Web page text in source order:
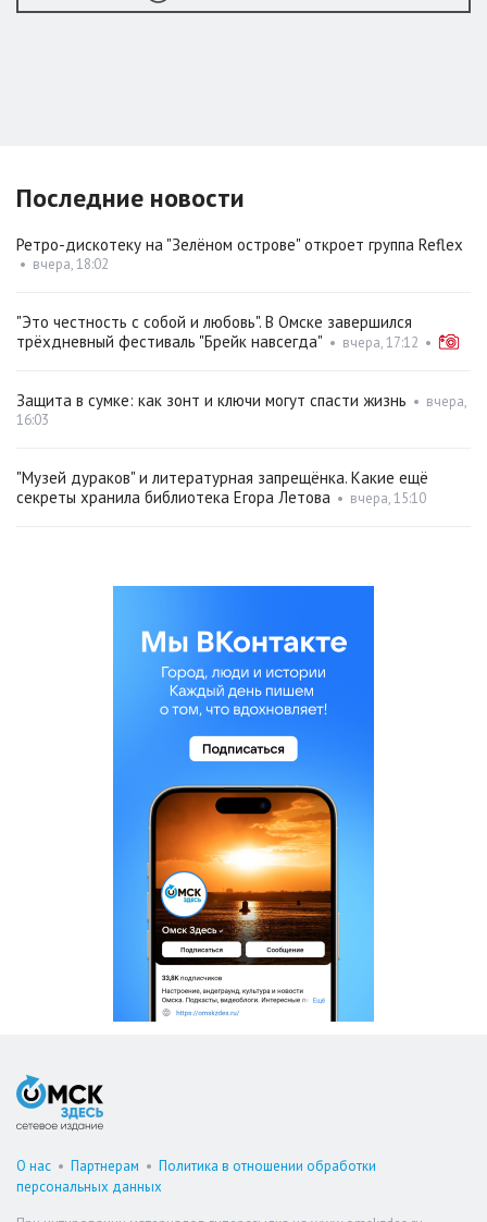
Последние новости
Ретро-дискотеку на "Зелёном острове" откроет группа Reflex
• вчера, 18:02
"Это честность с собой и любовь". В Омске завершился
трёхдневный фестиваль "Брейк навсегда" • вчера, 17:12 •
Защита в сумке: как зонт и ключи могут спасти жизнь • вчера,
16:03
"Музей дураков" и литературная запрещёнка. Какие ещё
секреты хранила библиотека Егора Летова • вчера, 15:10
О нас • Партнерам • Политика в отношении обработки
персональных данных